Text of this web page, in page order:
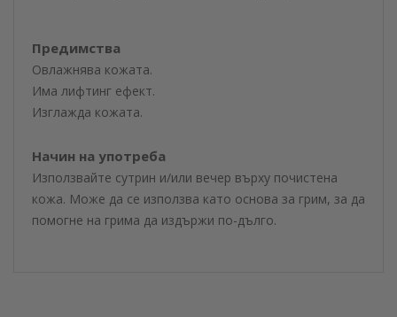
Предимства
Овлажнява кожата.
Има лифтинг ефект.
Изглажда кожата.
Начин на употреба
Използвайте сутрин и/или вечер върху почистена
кожа. Може да се използва като основа за грим, за да
помогне на грима да издържи по-дълго.